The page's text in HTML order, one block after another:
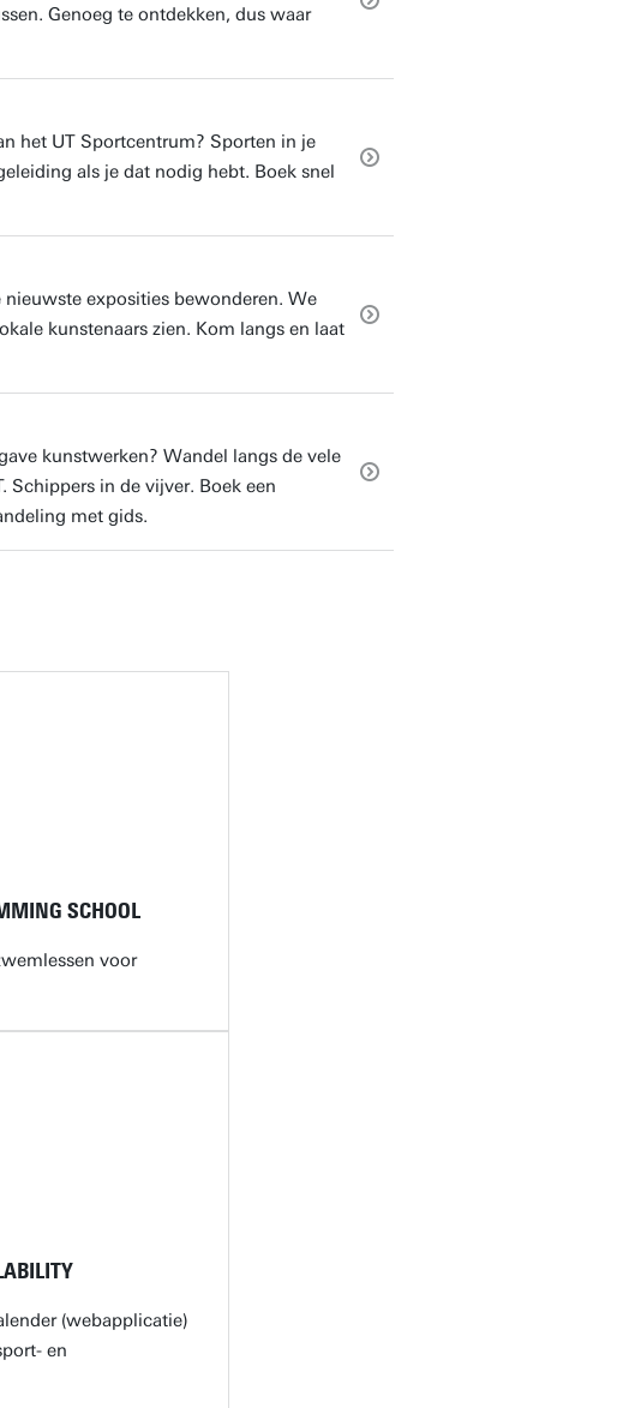
Genoeg te ontdekken, dus waar
het UT Sportcentrum? Sporten in je
als je dat nodig hebt. Boek snel
exposities bewonderen. We
kunstenaars zien. Kom langs en laat
kunstwerken? Wandel langs de vele
Schippers in de vijver. Boek een
met gids.
SCHOOL
voor
(webapplicatie)
en